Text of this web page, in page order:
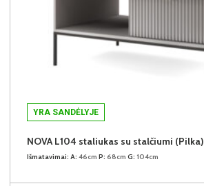
YRA SANDĖLYJE
NOVA L104 staliukas su stalčiumi (Pilka)
Išmatavimai: A: 46cm P: 68cm G: 104cm